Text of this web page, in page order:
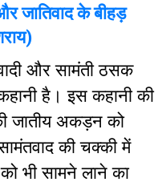
जातिवाद के बीहड़
और सामंती ठसक
है। इस कहानी की
जातीय अकड़न को
की चक्की में
को भी सामने लाने का